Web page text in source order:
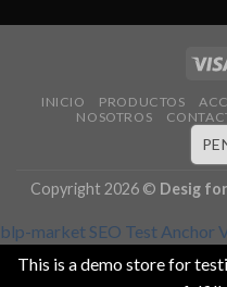
INICIO PRODUCTOS
NOSOTROS
Copyright 2026 © Desig for
blp-marketSEO Test Anchor
This is a demo store for